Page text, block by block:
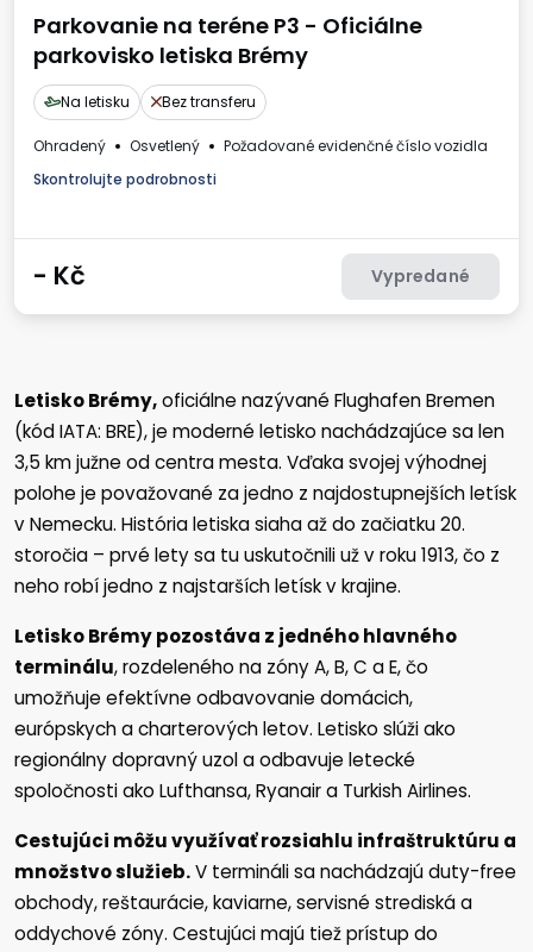
Parkovanie na teréne P3 - Oficiálne
parkovisko letiska Brémy
Na letisku Bez transferu
Ohradený Osvetlený
Požadované evidenčné číslo vozidla
Skontrolujte podrobnosti
- Kč Vypredané
Letisko Brémy,oficiálne nazývané Flughafen Bremen
(kód IATA: BRE), je moderné letisko nachádzajúce sa len
3,5 km južne od centra mesta. Vďaka svojej výhodnej
polohe je považované za jedno z najdostupnejších letísk
v Nemecku. História letiska siaha až do začiatku 20.
storočia – prvé lety sa tu uskutočnili už v roku 1913, čo z
neho robí jedno z najstarších letísk v krajine.
Letisko Brémy pozostáva z jedného hlavného
terminálu, rozdeleného na zóny A, B, C a E, čo
umožňuje efektívne odbavovanie domácich,
európskych a charterových letov. Letisko slúži ako
regionálny dopravný uzol a odbavuje letecké
spoločnosti ako Lufthansa, Ryanair a Turkish Airlines.
Cestujúci môžu využívať rozsiahlu infraštruktúru a
množstvo služieb.V termináli sa nachádzajú duty-free
obchody, reštaurácie, kaviarne, servisné strediská a
oddychové zóny. Cestujúci majú tiež prístup do